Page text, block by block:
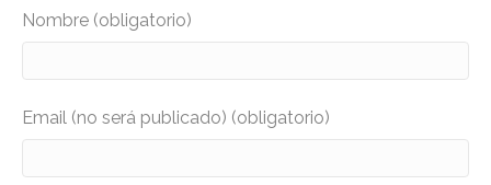
Nombre (obligatorio)
Email (no será publicado) (obligatorio)